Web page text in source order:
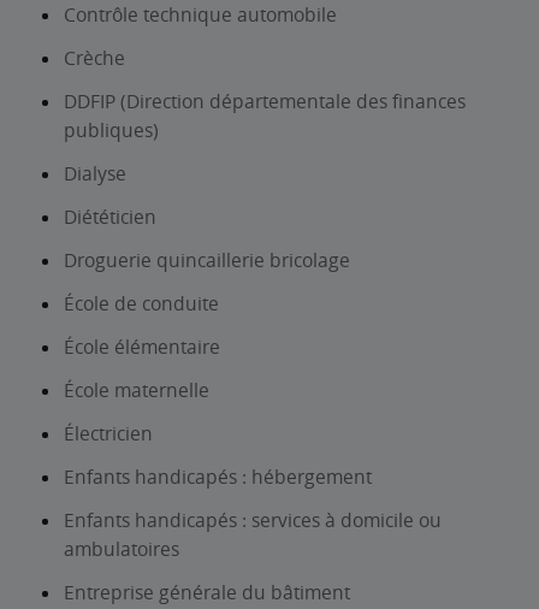
Contrôle technique automobile
Crèche
DDFIP (Direction départementale des finances
publiques)
Dialyse
Diététicien
Droguerie quincaillerie bricolage
École de conduite
École élémentaire
École maternelle
Électricien
Enfants handicapés : hébergement
Enfants handicapés : services à domicile ou
ambulatoires
Entreprise générale du bâtiment